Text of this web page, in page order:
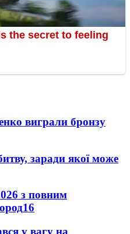
виграли бронзу
заради якої може
з повним
16
у вагу на